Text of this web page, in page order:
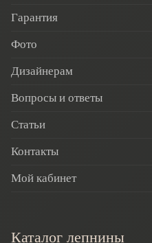
Гарантия
Фото
Дизайнерам
Вопросы и ответы
Статьи
Контакты
Мой кабинет
Каталог лепнины